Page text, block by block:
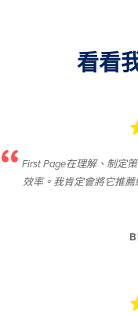
看看
First Page在理解、制定
效率。我肯定會將它推